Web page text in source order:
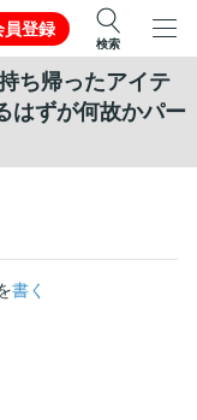
員登録
検索
ち帰ったアイテ
はずが何故かパー
書く